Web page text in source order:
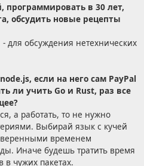
программировать в 30 лет,
обсудить новые рецепты
- для обсуждения нетехнических
если на него сам PayPal
ли учить Go и Rust, раз все
а работать, то не нужно
Выбирай язык с кучей
временем
Иначе будешь тратить время
в чужих пакетах.